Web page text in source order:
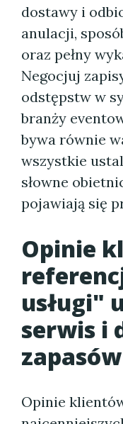
dostawy i
anulacji,
oraz pełny
Negocjuj
odstępstw w
branży
bywa równie
wszystkie
słowne
pojawiają się
Opinie
usługi"
serwis i
zapasów
Opinie